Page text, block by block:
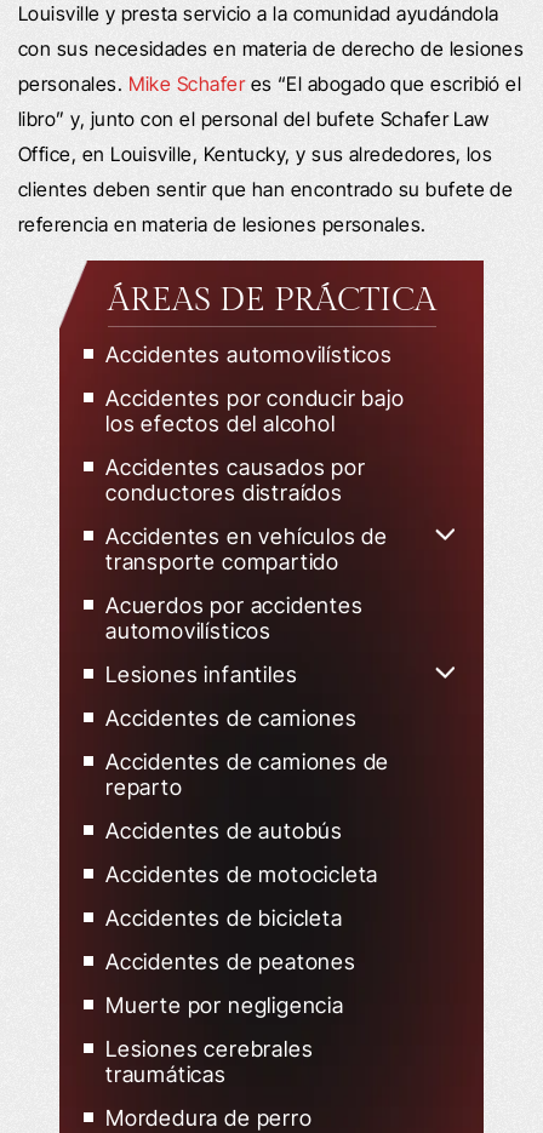
Louisville y presta servicio a la comunidad ayudándola
con sus necesidades en materia de derecho de lesiones
personales. Mike Schaferes “El abogado que escribió el
libro” y, junto con el personal del bufete Schafer Law
Office, en Louisville, Kentucky, y sus alrededores, los
clientes deben sentir que han encontrado su bufete de
referencia en materia de lesiones personales.
ÁREAS DE PRÁCTICA
Accidentes automovilísticos
Accidentes por conducir bajo
los efectos del alcohol
Accidentes causados por
conductores distraídos
Accidentes en vehículos de
transporte compartido
Accidentes de Lyft
Acuerdos por accidentes
automovilísticos
Lesiones infantiles
tráfico
Accidentes de camiones
Accidentes de camiones de
reparto
Accidentes de autobús
Accidentes de motocicleta
Accidentes de bicicleta
Accidentes de peatones
Muerte por negligencia
Lesiones cerebrales
traumáticas
Mordedura de perro